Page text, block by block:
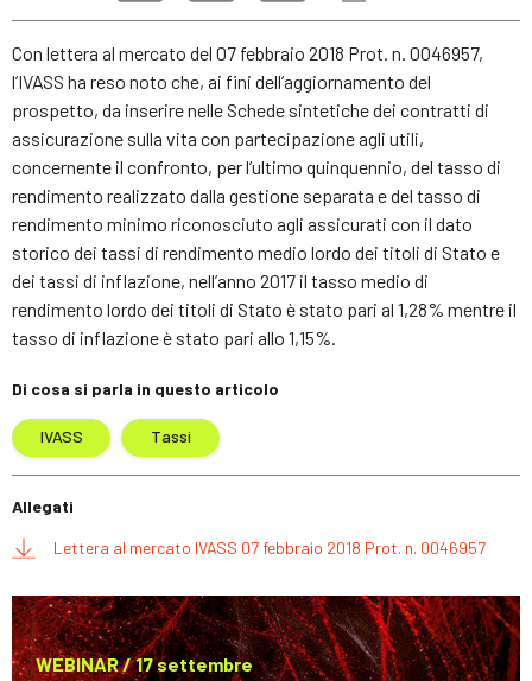
Con lettera al mercato del 07 febbraio 2018 Prot. n. 0046957,
l’IVASS ha reso noto che, ai fini dell’aggiornamento del
prospetto, da inserire nelle Schede sintetiche dei contratti di
assicurazione sulla vita con partecipazione agli utili,
concernente il confronto, per l’ultimo quinquennio, del tasso di
rendimento realizzato dalla gestione separata e del tasso di
rendimento minimo riconosciuto agli assicurati con il dato
storico dei tassi di rendimento medio lordo dei titoli di Stato e
dei tassi di inflazione, nell’anno 2017 il tasso medio di
rendimento lordo dei titoli di Stato è stato pari al 1,28% mentre il
tasso di inflazione è stato pari allo 1,15%.
Di cosa si parla in questo articolo
IVASS Tassi
Allegati
Lettera al mercato IVASS 07 febbraio 2018 Prot. n. 0046957
WEBINAR / 17 settembre